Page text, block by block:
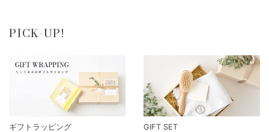
PICK-UP!
ギフトラッピング GIFT SET